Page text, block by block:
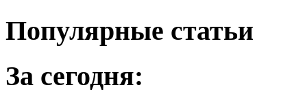
Популярные статьи
За сегодня: